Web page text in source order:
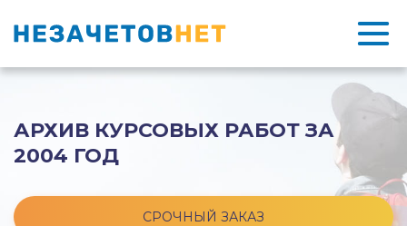
АРХИВ КУРСОВЫХ РАБОТ ЗА
2004 ГОД
СРОЧНЫЙ ЗАКАЗ